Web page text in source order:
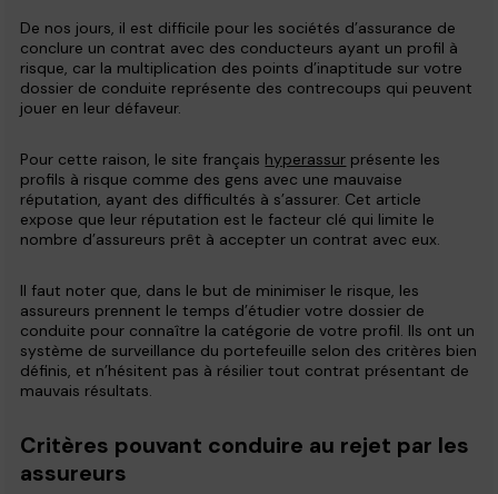
De nos jours, il est difficile pour les sociétés d’assurance de
conclure un contrat avec des conducteurs ayant un profil à
risque, car la multiplication des points d’inaptitude sur votre
dossier de conduite représente des contrecoups qui peuvent
jouer en leur défaveur.
Pour cette raison, le site français hyperassur présente les
profils à risque comme des gens avec une mauvaise
réputation, ayant des difficultés à s’assurer. Cet article
expose que leur réputation est le facteur clé qui limite le
nombre d’assureurs prêt à accepter un contrat avec eux.
Il faut noter que, dans le but de minimiser le risque, les
assureurs prennent le temps d’étudier votre dossier de
conduite pour connaître la catégorie de votre profil. Ils ont un
système de surveillance du portefeuille selon des critères bien
définis, et n’hésitent pas à résilier tout contrat présentant de
mauvais résultats.
Critères pouvant conduire au rejet par les
assureurs